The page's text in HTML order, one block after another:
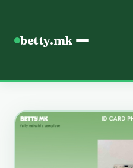
betty.mk